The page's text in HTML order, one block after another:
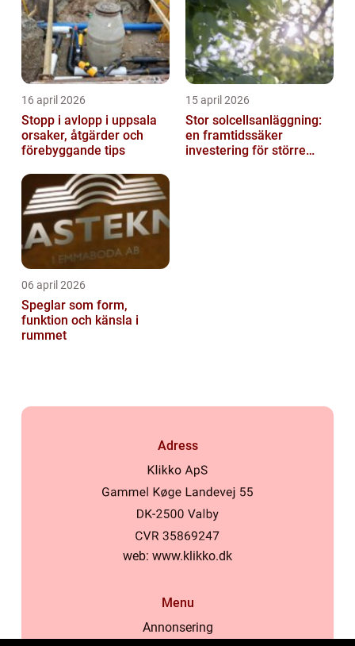
16 april 2026
Stopp i avlopp i uppsala
orsaker, åtgärder och
förebyggande tips
15 april 2026
Stor solcellsanläggning:
en framtidssäker
investering för större
06 april 2026
Speglar som form,
funktion och känsla i
rummet
Adress
web: www.klikko.dk
Menu
Annonsering